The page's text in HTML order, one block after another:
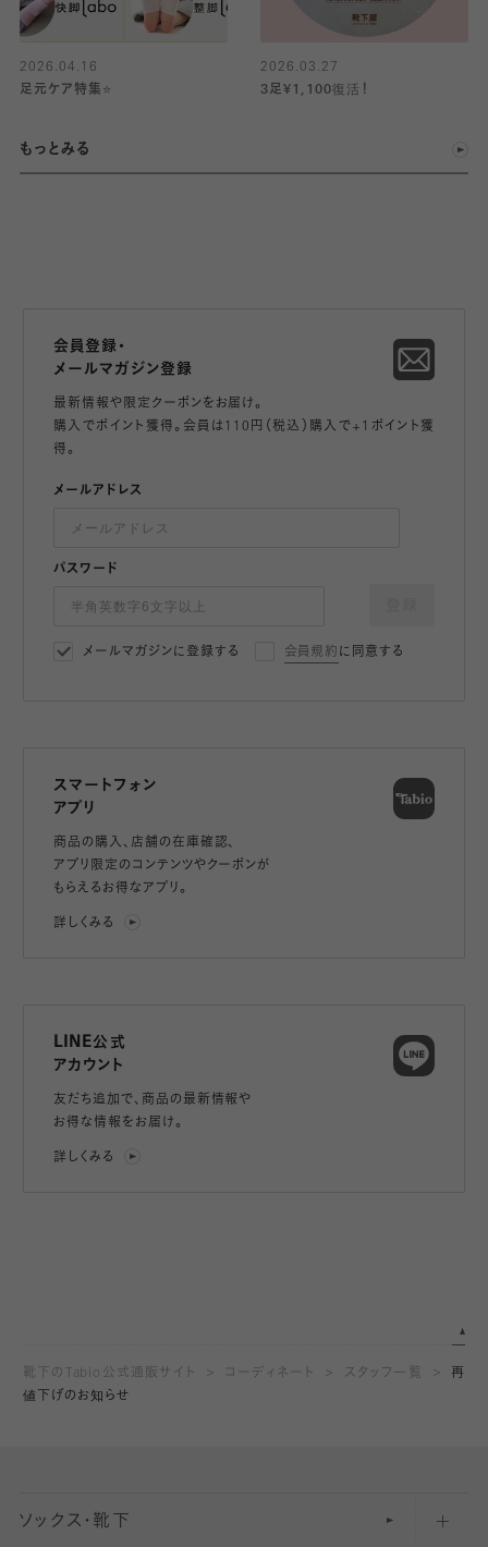
2026.04.16
足元ケア特集⭐️
2026.03.27
3足¥1,100復活！
もっとみる
会員登録・
メールマガジン登録
最新情報や限定クーポンをお届け。
購入でポイント獲得。会員は110円（税込）購入で+1ポイント獲
得。
メールアドレス
パスワード
メールマガジンに登録する 会員規約 に同意する
スマートフォン
アプリ
商品の購入、店舗の在庫確認、
アプリ限定のコンテンツやクーポンが
もらえるお得なアプリ。
詳しくみる
LINE公式
アカウント
友だち追加で、 商品の最新情報や
お得な情報をお届け。
詳しくみる
靴下のTabio公式通販サイト コーディネート スタッフ一覧
再
値下げのお知らせ
ソックス・靴下